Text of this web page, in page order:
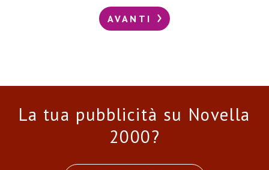
AVANTI
La tua pubblicità su Novella
2000?